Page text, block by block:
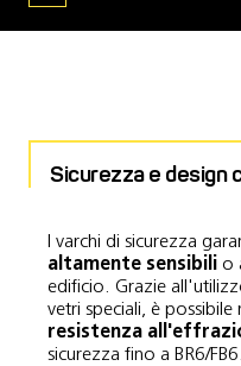
Sicurezza e design
I varchi di sicurezza
altamente sensibili o
edificio. Grazie
vetri speciali, è
resistenza
sicurezza fino a BR6/FB6.